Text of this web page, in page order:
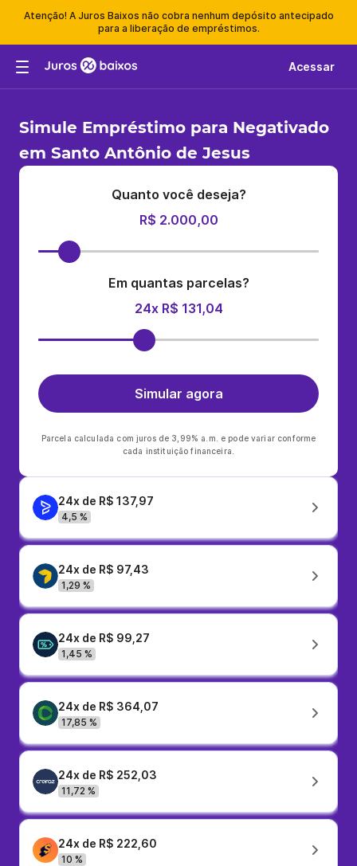
Atenção! A Juros Baixos não cobra nenhum depósito antecipado
para a liberação de empréstimos.
Acessar
Simule Empréstimo para Negativado
em Santo Antônio de Jesus
Quanto você deseja?
R$ 2.000,00
Em quantas parcelas?
24x R$ 131,04
Simular agora
Parcela calculada com juros de 3,99% a.m. e pode variar conforme
cada instituição financeira.
24x de R$ 137,97
4,5 %
24x de R$ 97,43
1,29 %
24x de R$ 99,27
1,45 %
24x de R$ 364,07
17,85 %
24x de R$ 252,03
11,72 %
24x de R$ 222,60
10 %